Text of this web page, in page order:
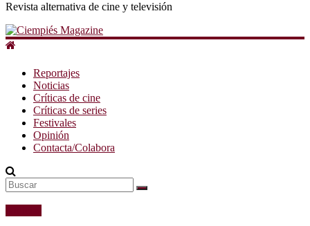
Revista alternativa de cine y televisión
Reportajes
Noticias
Críticas de cine
Críticas de series
Festivales
Opinión
Contacta/Colabora